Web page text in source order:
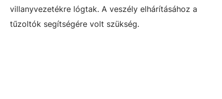
villanyvezetékre lógtak. A veszély elhárításához a
tűzoltók segítségére volt szükség.